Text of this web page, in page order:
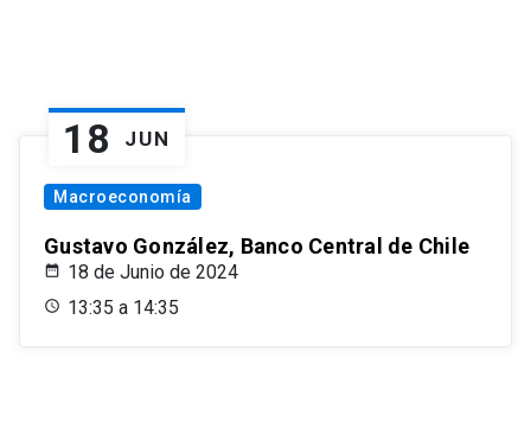
18 JUN
Macroeconomía
Gustavo González, Banco Central de Chile
18 de Junio de 2024
13:35 a 14:35